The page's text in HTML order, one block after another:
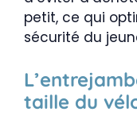
petit, ce qui
sécurité du
taille du